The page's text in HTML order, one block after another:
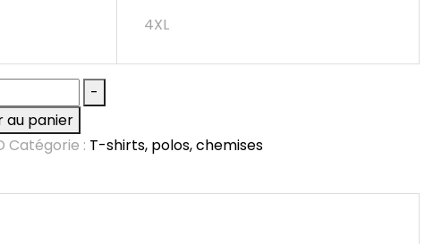
4XL
-
au panier
Catégorie : T-shirts, polos, chemises